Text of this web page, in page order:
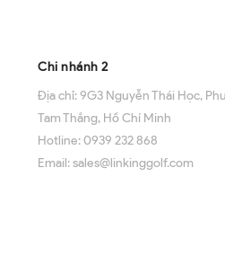
Chi nhánh 2
Địa chỉ:9G3 Nguyễn Thái Học,
Tam Thắng, Hồ Chí Minh
Hotline:0939 232 868
Email:sales@linkinggolf.com